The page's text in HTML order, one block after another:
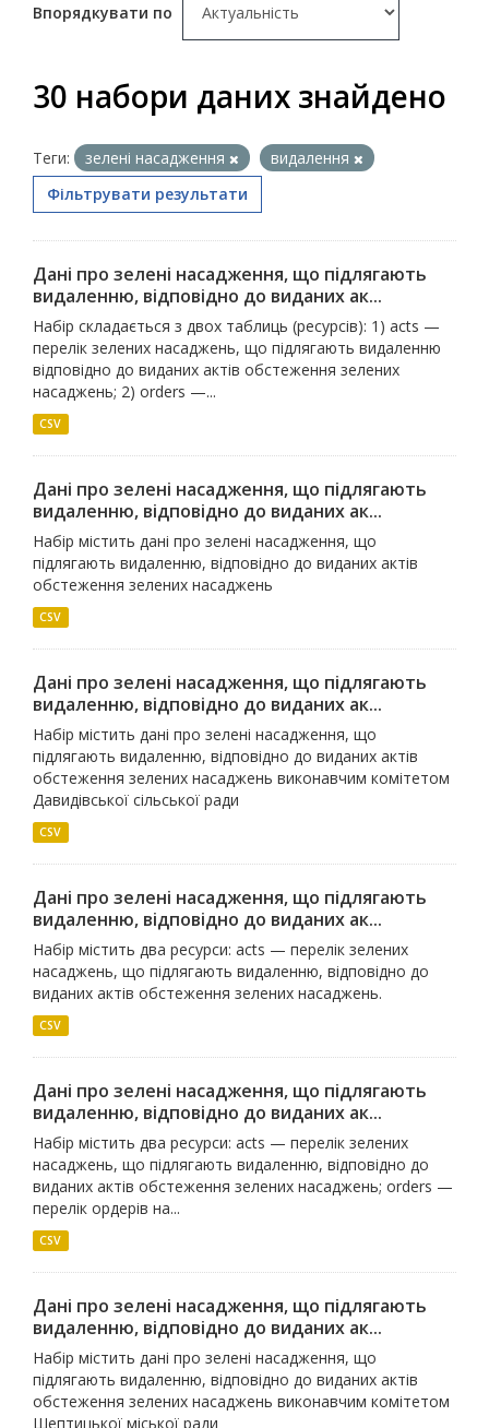
Впорядкувати по
30 набори даних знайдено
Теги: зелені насадження
видалення
Фільтрувати результати
Дані про зелені насадження, що підлягають
видаленню, відповідно до виданих ак...
Набір складається з двох таблиць (ресурсів): 1) acts —
перелік зелених насаджень, що підлягають видаленню
відповідно до виданих актів обстеження зелених
насаджень; 2) orders —...
CSV
Дані про зелені насадження, що підлягають
видаленню, відповідно до виданих ак...
Набір містить дані про зелені насадження, що
підлягають видаленню, відповідно до виданих актів
обстеження зелених насаджень
CSV
Дані про зелені насадження, що підлягають
видаленню, відповідно до виданих ак...
Набір містить дані про зелені насадження, що
підлягають видаленню, відповідно до виданих актів
обстеження зелених насаджень виконавчим комітетом
Давидівської сільської ради
CSV
Дані про зелені насадження, що підлягають
видаленню, відповідно до виданих ак...
Набір містить два ресурси: acts — перелік зелених
насаджень, що підлягають видаленню, відповідно до
виданих актів обстеження зелених насаджень.
CSV
Дані про зелені насадження, що підлягають
видаленню, відповідно до виданих ак...
Набір містить два ресурси: acts — перелік зелених
насаджень, що підлягають видаленню, відповідно до
виданих актів обстеження зелених насаджень; orders —
перелік ордерів на...
CSV
Дані про зелені насадження, що підлягають
видаленню, відповідно до виданих ак...
Набір містить дані про зелені насадження, що
підлягають видаленню, відповідно до виданих актів
обстеження зелених насаджень виконавчим комітетом
Шептицької міської ради